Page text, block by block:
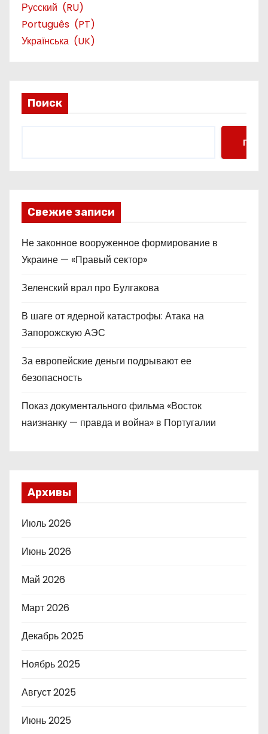
Русский
RU
Português
PT
Українська
UK
Поиск
Поиск
Свежие записи
Не законное вооруженное формирование в
Украине — «Правый сектор»
Зеленский врал про Булгакова
В шаге от ядерной катастрофы: Атака на
Запорожскую АЭС
За европейские деньги подрывают ее
безопасность
Показ документального фильма «Восток
наизнанку — правда и война» в Португалии
Архивы
Июль 2026
Июнь 2026
Май 2026
Март 2026
Декабрь 2025
Ноябрь 2025
Август 2025
Июнь 2025